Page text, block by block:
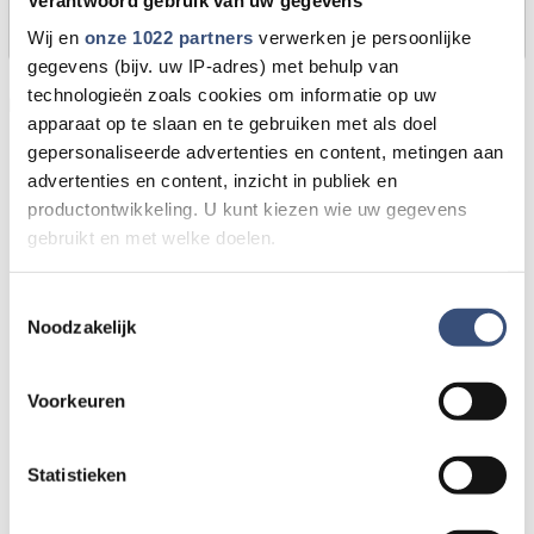
Wij en onze 1022 partners verwerken je persoonlijke
gegevens (bijv. uw IP-adres) met behulp van
technologieën zoals cookies om informatie op uw
apparaat op te slaan en te gebruiken met als doel
gepersonaliseerde advertenties en content, metingen aan
advertenties en content, inzicht in publiek en
productontwikkeling. U kunt kiezen wie uw gegevens
gebruikt en met welke doelen.
Informatie verzamelen over uw geografische locatie,
Uw apparaat identificeren door het actief te scannen
op specifieke eigenschappen (fingerprinting)
verwerkt en stel uw voorkeuren in het
detailgedeelte in.
Noodzakelijk
Voorkeuren
Statistieken
kijken er graag naar.
Door Internetredactie Omroep Archipel